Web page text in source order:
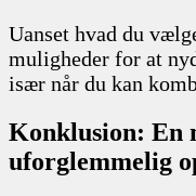
Uanset hvad du
muligheder for at
især når du kan
Konklusion: En
uforglemmelig